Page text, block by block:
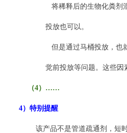
将稀释后的生物化粪剂
投放也可以。
但是通过马桶投放，也
觉前投放等问题。这些因
（4）……
4）特别提醒
该产品不是管道疏通剂，短